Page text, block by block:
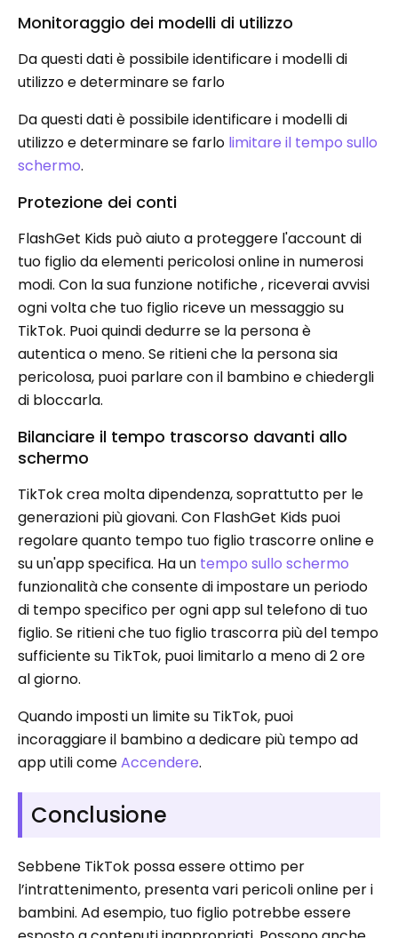
Monitoraggio dei modelli di utilizzo
Da questi dati è possibile identificare i modelli di
utilizzo e determinare se farlo
Da questi dati è possibile identificare i modelli di
utilizzo e determinare se farlo limitare il tempo sullo
schermo.
Protezione dei conti
FlashGet Kids può aiuto a proteggere l'account di
tuo figlio da elementi pericolosi online in numerosi
modi. Con la sua funzione notifiche , riceverai avvisi
ogni volta che tuo figlio riceve un messaggio su
TikTok. Puoi quindi dedurre se la persona è
autentica o meno. Se ritieni che la persona sia
pericolosa, puoi parlare con il bambino e chiedergli
di bloccarla.
Bilanciare il tempo trascorso davanti allo
schermo
TikTok crea molta dipendenza, soprattutto per le
generazioni più giovani. Con FlashGet Kids puoi
regolare quanto tempo tuo figlio trascorre online e
su un'app specifica. Ha un tempo sullo schermo
funzionalità che consente di impostare un periodo
di tempo specifico per ogni app sul telefono di tuo
figlio. Se ritieni che tuo figlio trascorra più del tempo
sufficiente su TikTok, puoi limitarlo a meno di 2 ore
al giorno.
Quando imposti un limite su TikTok, puoi
incoraggiare il bambino a dedicare più tempo ad
app utili comeAccendere.
Conclusione
Sebbene TikTok possa essere ottimo per
l’intrattenimento, presenta vari pericoli online per i
bambini. Ad esempio, tuo figlio potrebbe essere